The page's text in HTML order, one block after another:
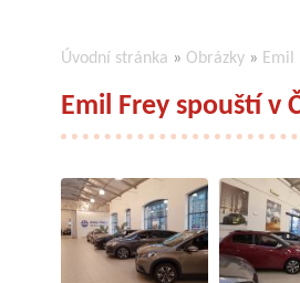
Úvodní stránka » Obrázky »
Emil Frey spouští v